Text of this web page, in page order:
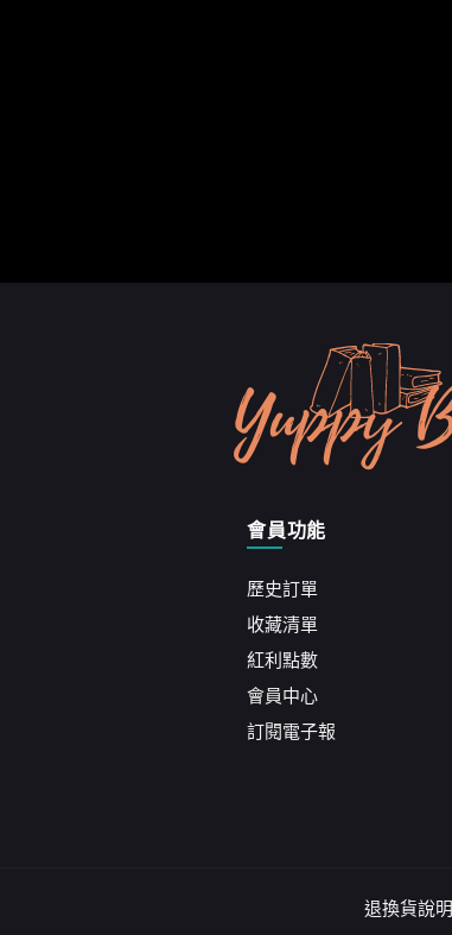
會員功能
歷史訂單
收藏清單
紅利點數
會員中心
訂閱電子報
退換貨說明